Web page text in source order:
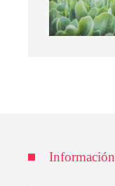
Información